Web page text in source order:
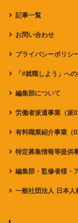
記事一覧
お問い合わせ
プライバシーポリシ
「#就職しよう」へ
編集部について
労働者派遣事業（派
有料職業紹介事業（
特定募集情報等提供
編集部・監修者様・
一般社団法人 日本人